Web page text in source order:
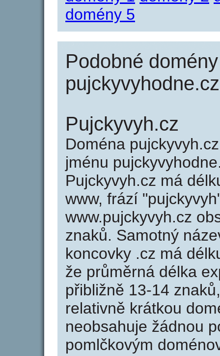
domény 5
Podobné
pujckyvyhodne.cz
Pujckyvyh.cz
Doména
jménu
Pujckyvyh.cz má
www, frází
www.pujckyvyh.cz
znaků. Samotný
koncovky .cz má
že průměrná délka
přibližně 13-14
relativně krátkou
neobsahuje žádnou
pomlčkovým